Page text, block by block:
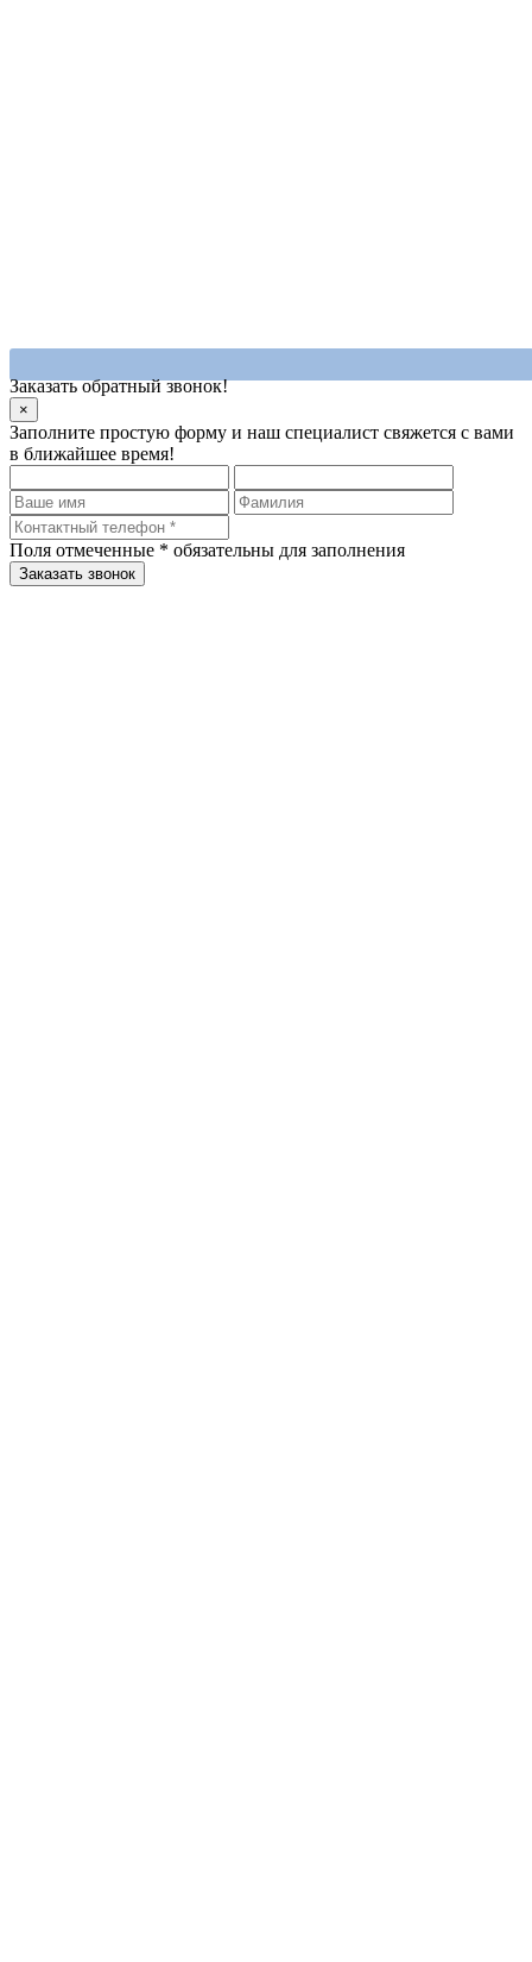
Заказать обратный звонок!
×
Заполните простую форму и наш специалист свяжется с вами
в ближайшее время!
Поля отмеченные * обязательны для заполнения